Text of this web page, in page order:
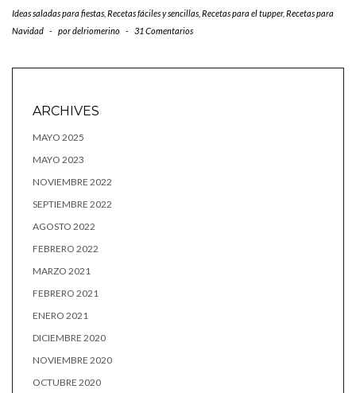
Ideas saladas para fiestas Recetas fáciles y sencillas Recetas para el tupper, Recetas para
Navidad - pordelriomerino - 31 Comentarios
ARCHIVES
MAYO 2025
MAYO 2023
NOVIEMBRE 2022
SEPTIEMBRE 2022
AGOSTO 2022
FEBRERO 2022
MARZO 2021
FEBRERO 2021
ENERO 2021
DICIEMBRE 2020
NOVIEMBRE 2020
OCTUBRE 2020